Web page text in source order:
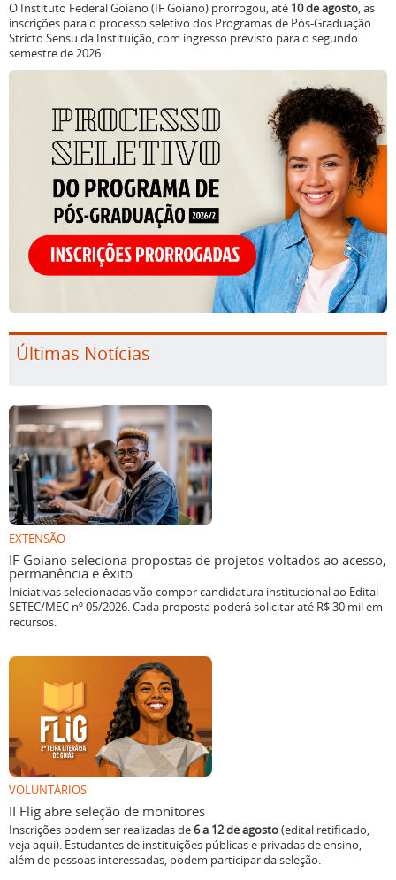
O Instituto Federal Goiano (IF Goiano) prorrogou, até 10 de agosto, as
inscrições para o processo seletivo dos Programas de Pós-Graduação
Stricto Sensu da Instituição, com ingresso previsto para o segundo
semestre de 2026.
Últimas Notícias
EXTENSÃO
IF Goiano seleciona propostas de projetos voltados ao acesso,
permanência e êxito
Iniciativas selecionadas vão compor candidatura institucional ao Edital
SETEC/MEC nº 05/2026. Cada proposta poderá solicitar até R$ 30 mil em
recursos.
VOLUNTÁRIOS
II Flig abre seleção de monitores
Inscrições podem ser realizadas de6 a 12 de agosto(edital retificado,
veja aqui). Estudantes de instituições públicas e privadas de ensino,
além de pessoas interessadas, podem participar da seleção.